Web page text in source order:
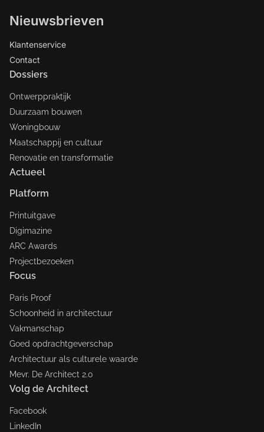
Nieuwsbrieven
Klantenservice
Contact
Dossiers
Ontwerppraktijk
Duurzaam bouwen
Woningbouw
Maatschappij en cultuur
Renovatie en transformatie
Actueel
Platform
Printuitgave
Digimazine
ARC Awards
Projectbezoeken
Focus
Paris Proof
Schoonheid in architectuur
Vakmanschap
Goed opdrachtgeverschap
Architectuur als culturele waarde
Mevr. De Architect 2.0
Volg de Architect
Facebook
LinkedIn